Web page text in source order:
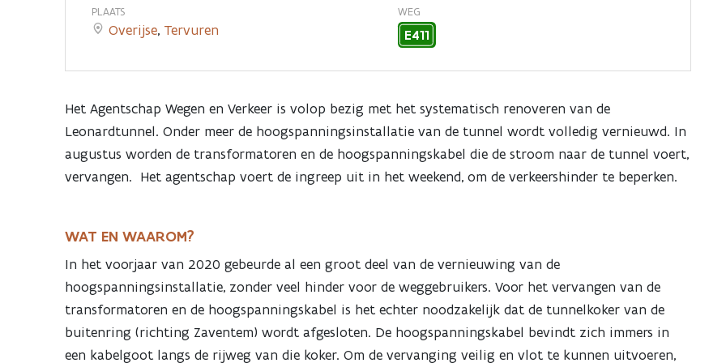
koker
buitenring
(richting
Zaventem)
afgesloten
PLAATS
Overijse, Tervuren
WEG
E411
Het Agentschap Wegen en Verkeer is volop bezig met het systematisch renoveren van de
Leonardtunnel. Onder meer de hoogspanningsinstallatie van de tunnel wordt volledig vernieuwd. In
augustus worden de transformatoren en de hoogspanningskabel die de stroom naar de tunnel voert,
vervangen. Het agentschap voert de ingreep uit in het weekend, om de verkeershinder te beperken.
WAT EN WAAROM?
In het voorjaar van 2020 gebeurde al een groot deel van de vernieuwing van de
hoogspanningsinstallatie, zonder veel hinder voor de weggebruikers. Voor het vervangen van de
transformatoren en de hoogspanningskabel is het echter noodzakelijk dat de tunnelkoker van de
buitenring (richting Zaventem) wordt afgesloten. De hoogspanningskabel bevindt zich immers in
een kabelgoot langs de rijweg van die koker. Om de vervanging veilig en vlot te kunnen uitvoeren,